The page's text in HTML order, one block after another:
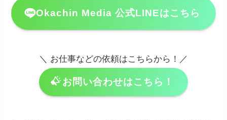
Okachin Media 公式LINEはこちら
＼ お仕事などの依頼はこちらから！／
お問い合わせはこちら！